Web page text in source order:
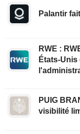
Palantir
RWE :
États-
PUIG
visibilité